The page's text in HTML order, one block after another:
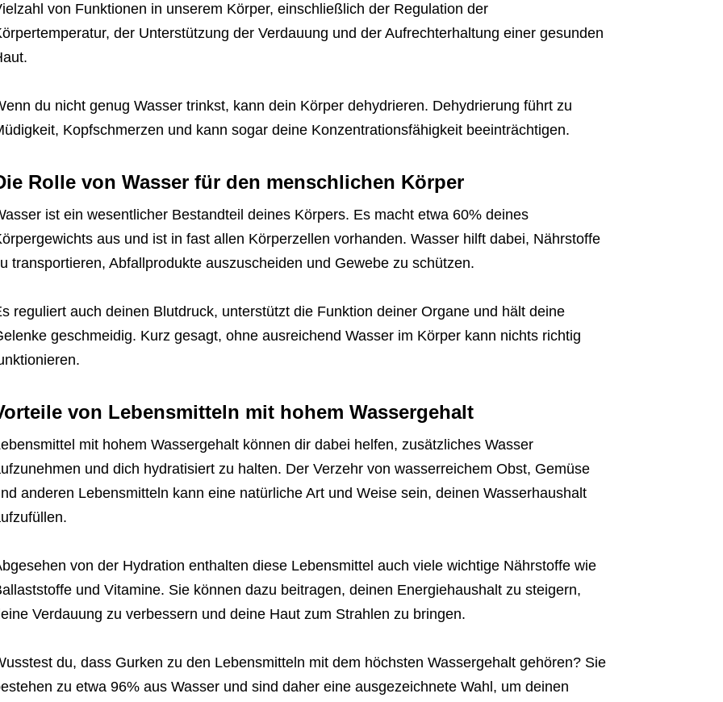
von Funktionen in unserem Körper, einschließlich der Regulation der
der Unterstützung der Verdauung und der Aufrechterhaltung einer gesunden
du nicht genug Wasser trinkst, kann dein Körper dehydrieren. Dehydrierung führt zu
Kopfschmerzen und kann sogar deine Konzentrationsfähigkeit beeinträchtigen.
Rolle von Wasser für den menschlichen Körper
ist ein wesentlicher Bestandteil deines Körpers. Es macht etwa 60% deines
aus und ist in fast allen Körperzellen vorhanden. Wasser hilft dabei, Nährstoffe
transportieren, Abfallprodukte auszuscheiden und Gewebe zu schützen.
reguliert auch deinen Blutdruck, unterstützt die Funktion deiner Organe und hält deine
geschmeidig. Kurz gesagt, ohne ausreichend Wasser im Körper kann nichts richtig
von Lebensmitteln mit hohem Wassergehalt
mit hohem Wassergehalt können dir dabei helfen, zusätzliches Wasser
und dich hydratisiert zu halten. Der Verzehr von wasserreichem Obst, Gemüse
anderen Lebensmitteln kann eine natürliche Art und Weise sein, deinen Wasserhaushalt
von der Hydration enthalten diese Lebensmittel auch viele wichtige Nährstoffe wie
und Vitamine. Sie können dazu beitragen, deinen Energiehaushalt zu steigern,
Verdauung zu verbessern und deine Haut zum Strahlen zu bringen.
du, dass Gurken zu den Lebensmitteln mit dem höchsten Wassergehalt gehören? Sie
zu etwa 96% aus Wasser und sind daher eine ausgezeichnete Wahl, um deinen